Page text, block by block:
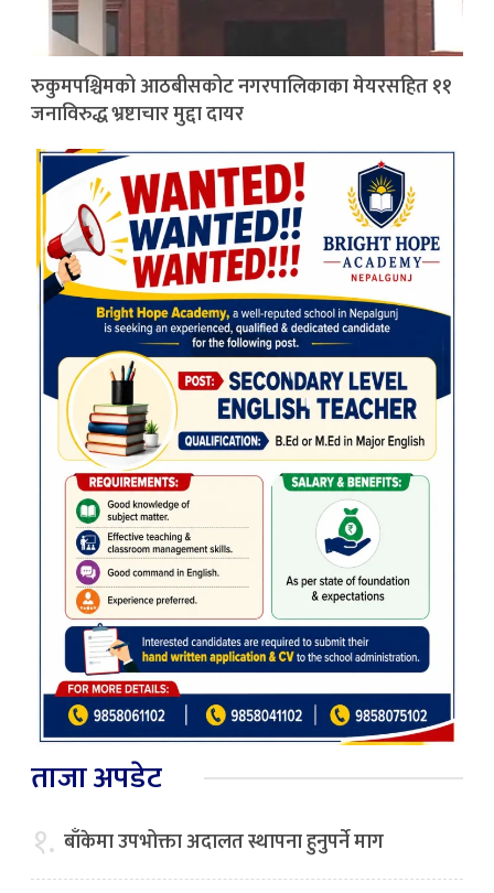
रुकुमपश्चिमको आठबीसकोट नगरपालिकाका मेयरसहित ११
जनाविरुद्ध भ्रष्टाचार मुद्दा दायर
ताजा अपडेट
१. बाँकेमा उपभोक्ता अदालत स्थापना हुनुपर्ने माग